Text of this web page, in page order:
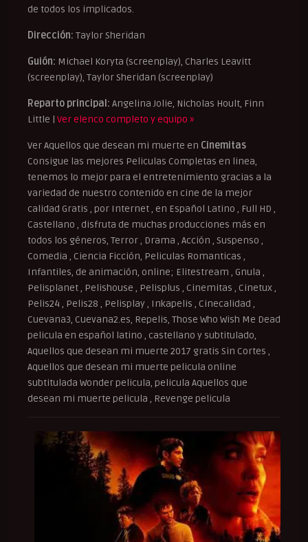
de todos los implicados.
Dirección: Taylor Sheridan
Guión: Michael Koryta (screenplay), Charles Leavitt
(screenplay), Taylor Sheridan (screenplay)
Reparto principal: Angelina Jolie, Nicholas Hoult, Finn
Little | Ver elenco completo y equipo »
Ver Aquellos que desean mi muerte en Cinemitas
Consigue las mejores Peliculas Completas en linea,
tenemos lo mejor para el entretenimiento gracias a la
variedad de nuestro contenido en cine de la mejor
calidad Gratis , por Internet , en Español Latino , Full HD ,
Castellano , disfruta de muchas producciones más en
todos los géneros, Terror , Drama , Acción , Suspenso ,
Comedia , Ciencia Ficción, Peliculas Romanticas ,
Infantiles, de animación, online; Elitestream , Gnula ,
Pelisplanet , Pelishouse , Pelisplus , Cinemitas , Cinetux ,
Pelis24 , Pelis28 , Pelisplay , Inkapelis , Cinecalidad ,
Cuevana3, Cuevana2.es, Repelis, Those Who Wish Me Dead
pelicula en español latino , castellano y subtitulado,
Aquellos que desean mi muerte 2017 gratis Sin Cortes ,
Aquellos que desean mi muerte pelicula online
subtitulada Wonder pelicula, pelicula Aquellos que
desean mi muerte pelicula , Revenge pelicula